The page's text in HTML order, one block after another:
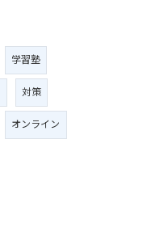
学習塾
対策
オンライン